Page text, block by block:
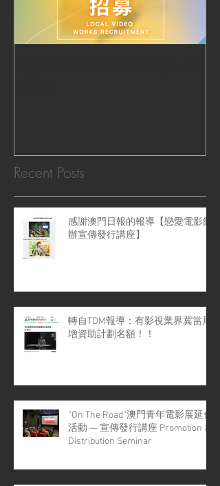
Recent Posts
感謝澳門日報的報導【戀愛電影館
辦宣傳發行講座】
轉自TDM報導：有影視業界冀當局
增資助計劃名額！！
“On The Road”澳門青年電影展延伸
活動 — 宣傳發行講座 Promotion &
Distribution Seminar